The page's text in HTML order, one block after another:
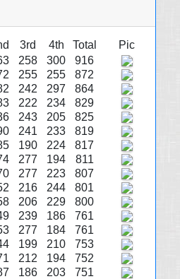
3rd 4th Total
Pic
258 300
916
255 255
872
242 297
864
222 234
829
243 205
825
241 233
819
190 224
817
277 194
811
277 223
807
216 244
801
206 229
800
239 186
761
277 184
761
199 210
753
212 194
752
186 203
751